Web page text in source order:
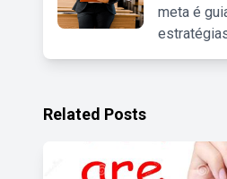
meta é
Related Posts